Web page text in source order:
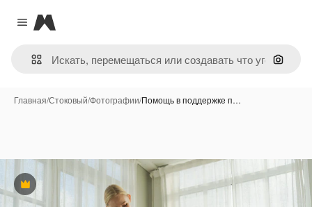
Close menu
Magnific
Поиск
Главная/Стоковый/Фотографии/Помощь в поддержке п…
Премиум